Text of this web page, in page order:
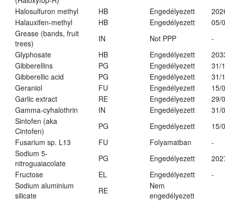
Halosulfuron methyl
HB Engedélyezett
Halauxifen-methyl
HB Engedélyezett
05/
Grease (bands, fruit
trees)
IN Not PPP
-
Glyphosate
HB Engedélyezett
Gibberellins
PG Engedélyezett
31/
Gibberellic acid
PG Engedélyezett
31/
Geraniol
FU Engedélyezett
15/
Garlic extract
RE Engedélyezett
29/
Gamma-cyhalothrin
IN Engedélyezett
31/
Sintofen (aka
Cintofen)
PG Engedélyezett
15/
Fusarium sp. L13
FU Folyamatban
-
Sodium 5-
nitroguaiacolate
PG Engedélyezett
Fructose
EL Engedélyezett
-
Sodium aluminium
silicate
RE
Nem
engedélyezett